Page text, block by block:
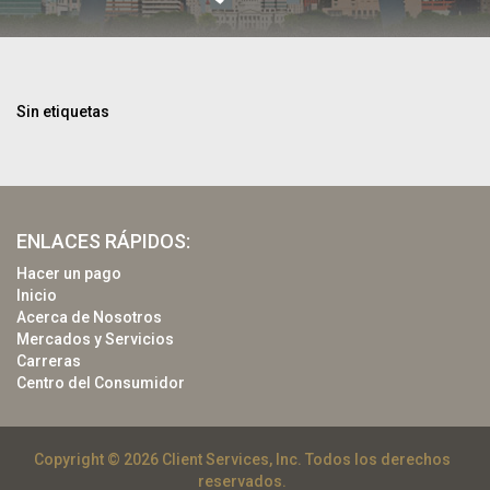
Sin etiquetas
ENLACES RÁPIDOS:
Hacer un pago
Inicio
Acerca de Nosotros
Mercados y Servicios
Carreras
Centro del Consumidor
Copyright © 2026 Client Services, Inc. Todos los derechos
reservados.